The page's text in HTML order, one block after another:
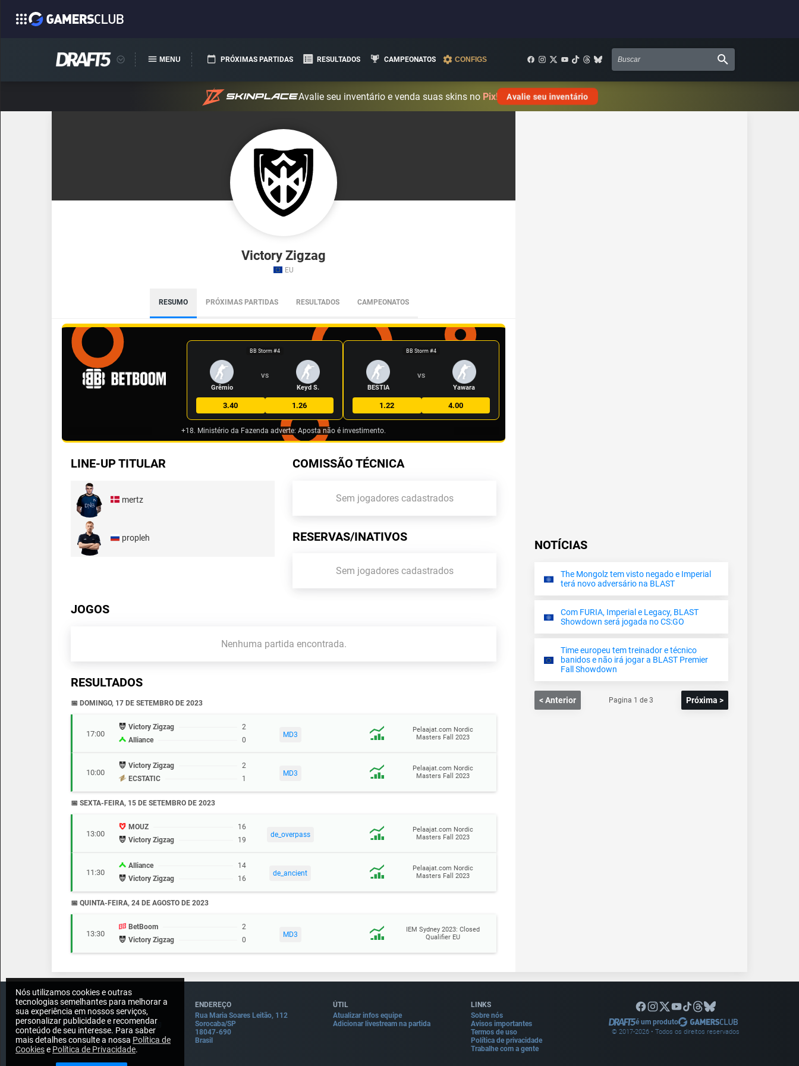
MENU PRÓXIMAS PARTIDAS RESULTADOS CAMPEONATOS CONFIGS
Avalie seu inventário e venda suas skins no Pix! Avalie seu inventário
Nós utilizamos cookies e outras
tecnologias semelhantes para melhorar a
sua experiência em nossos serviços,
personalizar publicidade e recomendar
conteúdo de seu interesse. Para saber
mais detalhes consulte a nossa Política de
Cookiese Política de Privacidade.
Victory Zigzag
EU
RESUMO PRÓXIMAS PARTIDAS RESULTADOS CAMPEONATOS
BB Storm #4
Grêmio
VS
Keyd S.
3.40 1.26
BB Storm #4
BESTIA
VS
Yawara
1.22 4.00
+18. Ministério da Fazenda adverte: Aposta não é investimento.
LINE-UP TITULAR
mertz
propleh
COMISSÃO TÉCNICA
Sem jogadores cadastrados
RESERVAS/INATIVOS
Sem jogadores cadastrados
JOGOS
Nenhuma partida encontrada.
RESULTADOS
📅 DOMINGO, 17 DE SETEMBRO DE 2023
17:00
Victory Zigzag
2
Alliance
0
MD3
Pelaajat.com Nordic
Masters Fall 2023
10:00
Victory Zigzag
2
ECSTATIC
1
MD3
Pelaajat.com Nordic
Masters Fall 2023
📅 SEXTA-FEIRA, 15 DE SETEMBRO DE 2023
13:00
MOUZ
16
Victory Zigzag
19
de_overpass
Pelaajat.com Nordic
Masters Fall 2023
11:30
Alliance
14
Victory Zigzag
16
de_ancient
Pelaajat.com Nordic
Masters Fall 2023
📅 QUINTA-FEIRA, 24 DE AGOSTO DE 2023
13:30
BetBoom
2
Victory Zigzag
0
MD3
IEM Sydney 2023: Closed
Qualifier EU
NOTÍCIAS
The Mongolz tem visto negado e Imperial
terá novo adversário na BLAST
Com FURIA, Imperial e Legacy, BLAST
Showdown será jogada no CS:GO
Time europeu tem treinador e técnico
banidos e não irá jogar a BLAST Premier
Fall Showdown
< Anterior Pagina 1 de 3 Próxima >
CONTATO
Imprensa: press@draft5.gg
Pauta: sugestaopauta@draft5.gg
Contato: contato@draft5.gg
Comercial: comercial@draft5.gg
ENDEREÇO
Rua Maria Soares Leitão, 112
Sorocaba/SP
18047-690
Brasil
ÚTIL
Atualizar infos equipe
Adicionar livestream na partida
LINKS
Sobre nós
Avisos importantes
Termos de uso
Política de privacidade
Trabalhe com a gente
é um produto
© 2017-2026• Todos os direitos reservados